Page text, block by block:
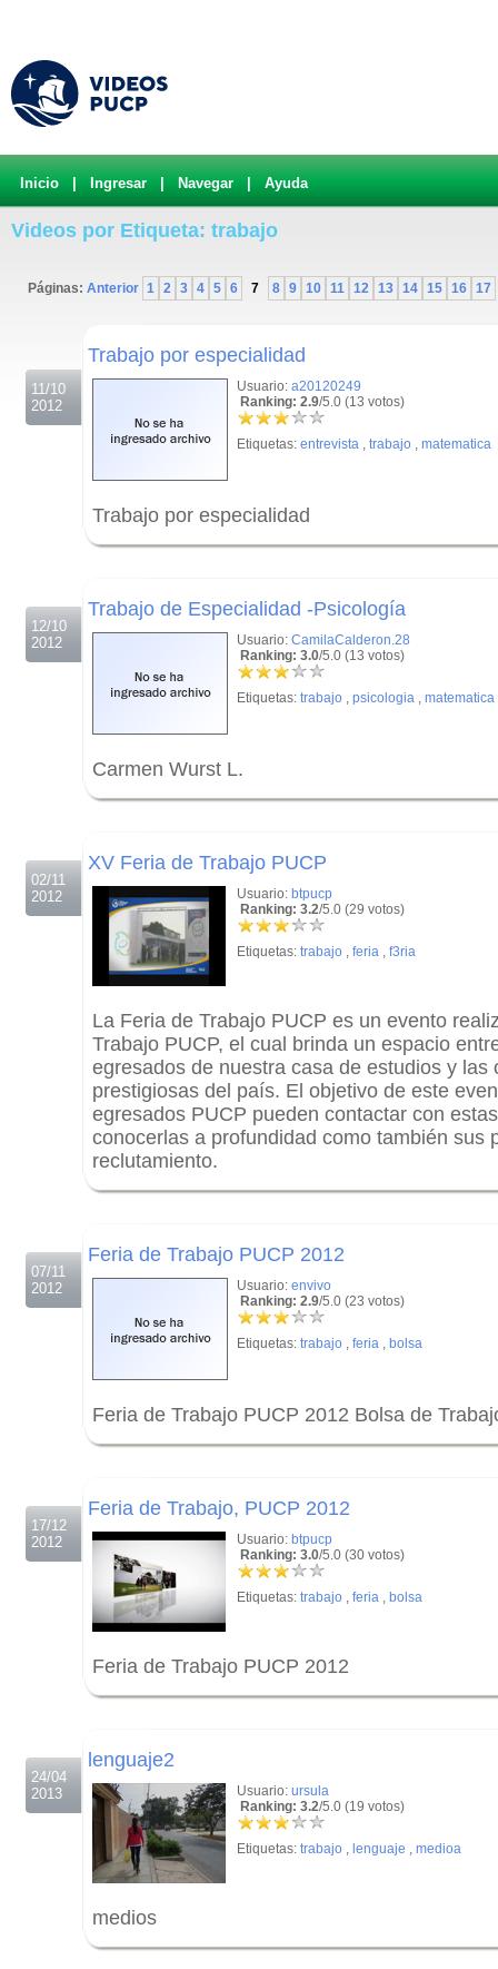
Inicio Ingresar Navegar Ayuda
Videos por Etiqueta: trabajo
Páginas: Anterior 1 2 3 4 5 6 7 8 9 10 11 12 13 14 15 16 17
11/10
2012
Trabajo por especialidad
Usuario: a20120249
Ranking: 2.9/5.0 (13 votos)
Etiquetas: entrevista , trabajo , matematica
Trabajo por especialidad
12/10
2012
Trabajo de Especialidad -Psicología
Usuario: CamilaCalderon.28
Ranking: 3.0/5.0 (13 votos)
Etiquetas: trabajo , psicologia , matematica
Carmen Wurst L.
02/11
2012
XV Feria de Trabajo PUCP
Usuario: btpucp
Ranking: 3.2/5.0 (29 votos)
Etiquetas: trabajo , feria , f3ria
La Feria de Trabajo PUCP es un evento
Trabajo PUCP, el cual brinda un espacio
egresados de nuestra casa de estudios y las
prestigiosas del país. El objetivo de este
egresados PUCP pueden contactar con
conocerlas a profundidad como también sus
reclutamiento.
07/11
2012
Feria de Trabajo PUCP 2012
Usuario: envivo
Ranking: 2.9/5.0 (23 votos)
Etiquetas: trabajo , feria , bolsa
Feria de Trabajo PUCP 2012 Bolsa de
17/12
2012
Feria de Trabajo, PUCP 2012
Usuario: btpucp
Ranking: 3.0/5.0 (30 votos)
Etiquetas: trabajo , feria , bolsa
Feria de Trabajo PUCP 2012
24/04
2013
lenguaje2
Usuario: ursula
Ranking: 3.2/5.0 (19 votos)
Etiquetas: trabajo , lenguaje , medioa
medios